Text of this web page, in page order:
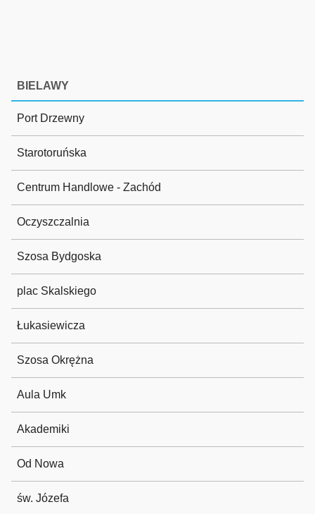
BIELAWY
Port Drzewny
Starotoruńska
Centrum Handlowe - Zachód
Oczyszczalnia
Szosa Bydgoska
plac Skalskiego
Łukasiewicza
Szosa Okrężna
Aula Umk
Akademiki
Od Nowa
św. Józefa